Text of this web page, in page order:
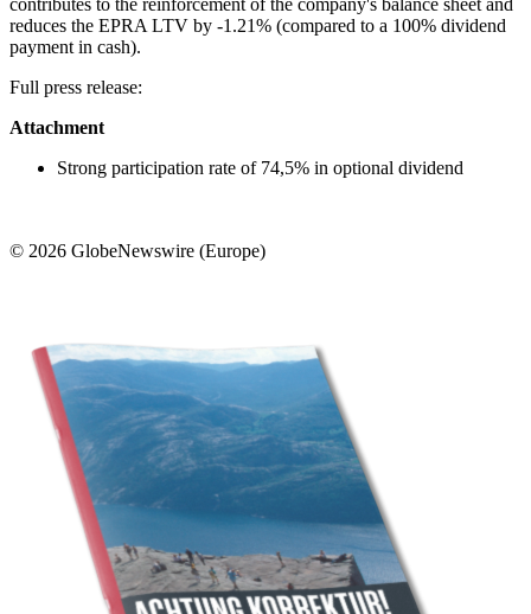
reduces the EPRA LTV by -1.21% (compared to a 100% dividend
payment in cash).
Full press release:
Attachment
Strong participation rate of 74,5% in optional dividend
© 2026 GlobeNewswire (Europe)